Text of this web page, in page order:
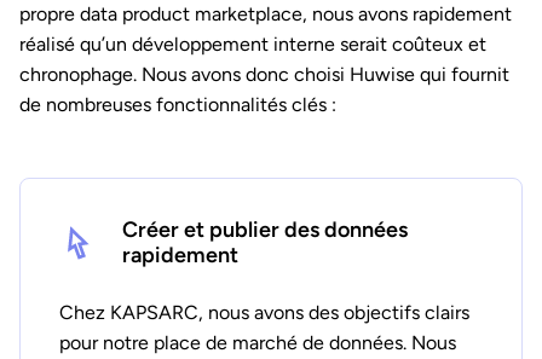
propre data product marketplace, nous avons rapidement
réalisé qu’un développement interne serait coûteux et
chronophage. Nous avons donc choisi Huwise qui fournit
de nombreuses fonctionnalités clés :
Créer et publier des données
rapidement
Chez KAPSARC, nous avons des objectifs clairs
pour notre place de marché de données. Nous